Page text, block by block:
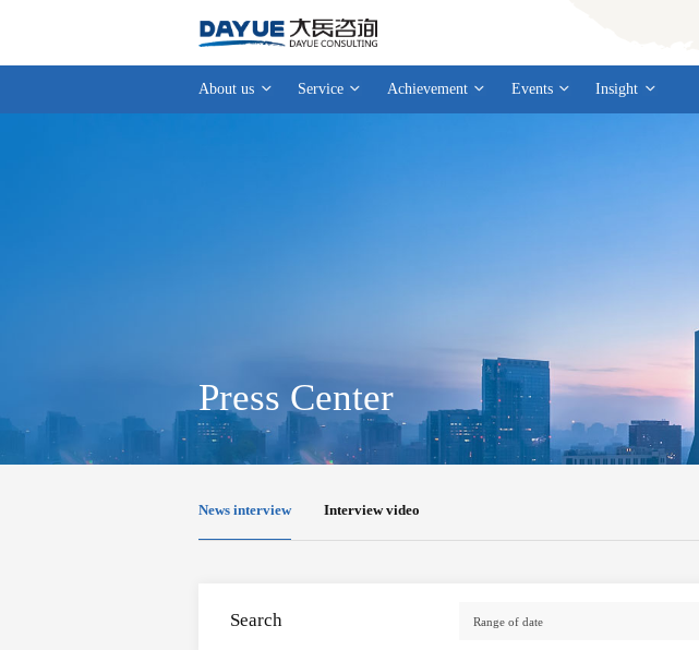
About us Service Achievement Events Insight
Press Center
News interview Interview video
Search